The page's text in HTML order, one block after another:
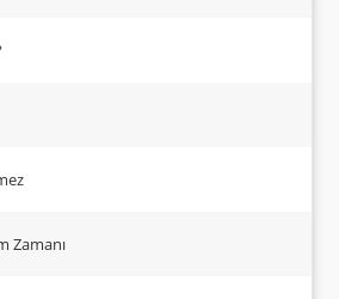
Zamanı